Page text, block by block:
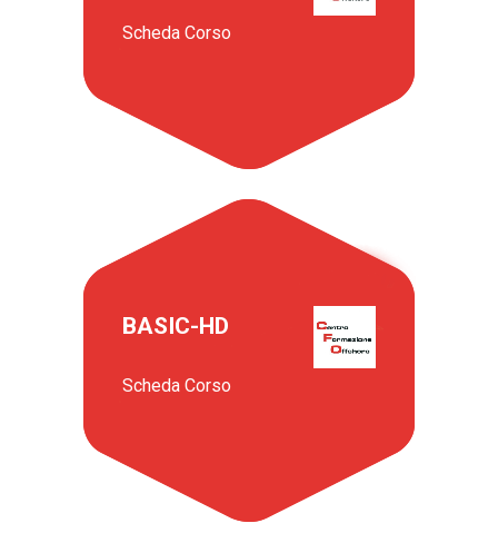
Scheda Corso
BASIC-HD
Scheda Corso